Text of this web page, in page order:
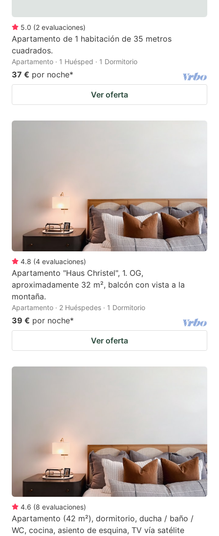
5.0 (2 evaluaciones)
Apartamento de 1 habitación de 35 metros
cuadrados.
Apartamento · 1 Huésped · 1 Dormitorio
37 € por noche*
Ver oferta
4.8 (4 evaluaciones)
Apartamento "Haus Christel", 1. OG,
aproximadamente 32 m², balcón con vista a la
montaña.
Apartamento · 2 Huéspedes · 1 Dormitorio
39 € por noche*
Ver oferta
4.6 (8 evaluaciones)
Apartamento (42 m²), dormitorio, ducha / baño /
WC, cocina, asiento de esquina, TV vía satélite